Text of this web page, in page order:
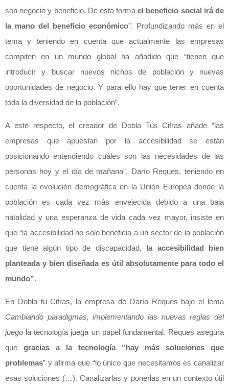
son negocio y beneficio. De esta formael beneficio social irá de
la mano del beneficio económico”. Profundizando más en el
tema y teniendo en cuenta que actualmente las empresas
compiten en un mundo global ha añadido que “tienen que
introducir y buscar nuevos nichos de población y nuevas
oportunidades de negocio. Y para ello hay que tener en cuenta
toda la diversidad de la población”.
A este respecto, el creador de Dobla Tus Cifras añade “las
empresas que apuestan por la accesibilidad se están
posicionando entendiendo cuáles son las necesidades de las
personas hoy y el día de mañana”. Darío Reques, teniendo en
cuenta la evolución demográfica en la Unión Europea donde la
población es cada vez más envejecida debido a una baja
natalidad y una esperanza de vida cada vez mayor, insiste en
que “la accesibilidad no solo beneficia a un sector de la población
que tiene algún tipo de discapacidad, la accesibilidad bien
planteada y bien diseñada es útil absolutamente para todo el
mundo”.
En Dobla tu Cifras, la empresa de Darío Reques bajo el lema
Cambiando paradigmas, implementando las nuevas reglas del
juego la tecnología juega un papel fundamental. Reques asegura
que gracias a la tecnología “hay más soluciones que
problemas” y afirma que “lo único que necesitamos es canalizar
esas soluciones (…). Canalizarlas y ponerlas en un contexto útil